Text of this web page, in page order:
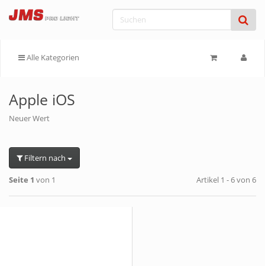
Alle Kategorien
Apple iOS
Neuer Wert
Filtern nach
Seite 1 von 1 Artikel 1 - 6 von 6